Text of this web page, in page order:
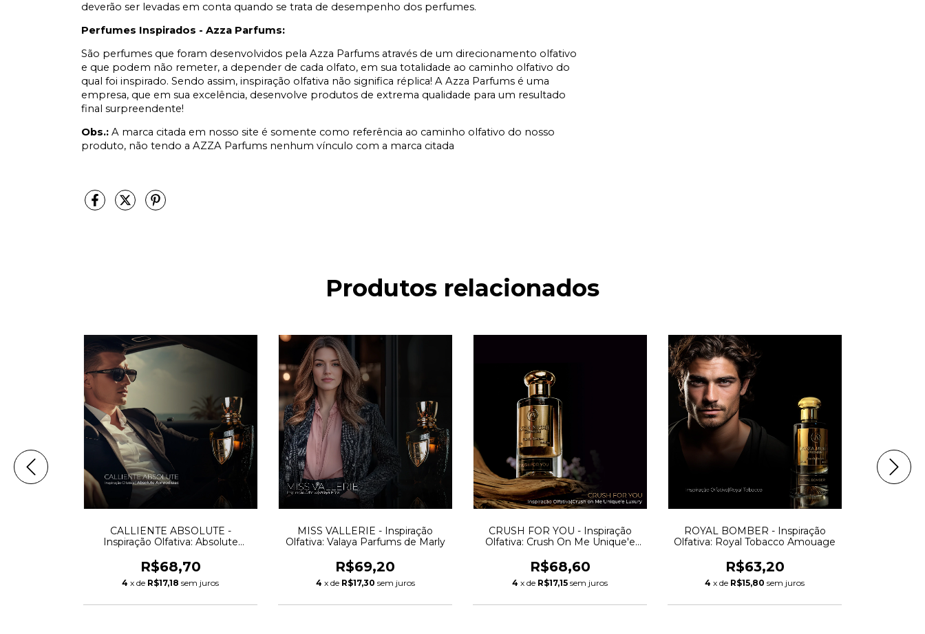
deverão ser levadas em conta quando se trata de desempenho dos perfumes.
Perfumes Inspirados - Azza Parfums:
São perfumes que foram desenvolvidos pela Azza Parfums através de um direcionamento olfativo
e que podem não remeter, a depender de cada olfato, em sua totalidade ao caminho olfativo do
qual foi inspirado. Sendo assim, inspiração olfativa não significa réplica! A Azza Parfums é uma
empresa, que em sua excelência, desenvolve produtos de extrema qualidade para um resultado
final surpreendente!
Obs.: A marca citada em nosso site é somente como referência ao caminho olfativo do nosso
produto, não tendo a AZZA Parfums nenhum vínculo com a marca citada
Produtos relacionados
CALLIENTE ABSOLUTE -
Inspiração Olfativa: Absolute
R$68,70
4 x de R$17,18 sem juros
MISS VALLERIE - Inspiração
Olfativa: Valaya Parfums de Marly
R$69,20
4 x de R$17,30 sem juros
CRUSH FOR YOU - Inspiração
Olfativa: Crush On Me Unique'e
R$68,60
4 x de R$17,15 sem juros
ROYAL BOMBER - Inspiração
Olfativa: Royal Tobacco Amouage
R$63,20
4 x de R$15,80 sem juros